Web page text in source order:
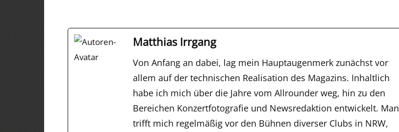
Matthias Irrgang
Von Anfang an dabei, lag mein Hauptaugenmerk zunächst vor
allem auf der technischen Realisation des Magazins. Inhaltlich
habe ich mich über die Jahre vom Allrounder weg, hin zu den
Bereichen Konzertfotografie und Newsredaktion entwickelt. Man
trifft mich regelmäßig vor den Bühnen diverser Clubs in NRW,